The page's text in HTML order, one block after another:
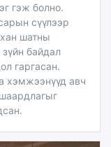
гэж болно.
сүүлээр
шатны
байдал
гаргасан.
хэмжээнүүд авч